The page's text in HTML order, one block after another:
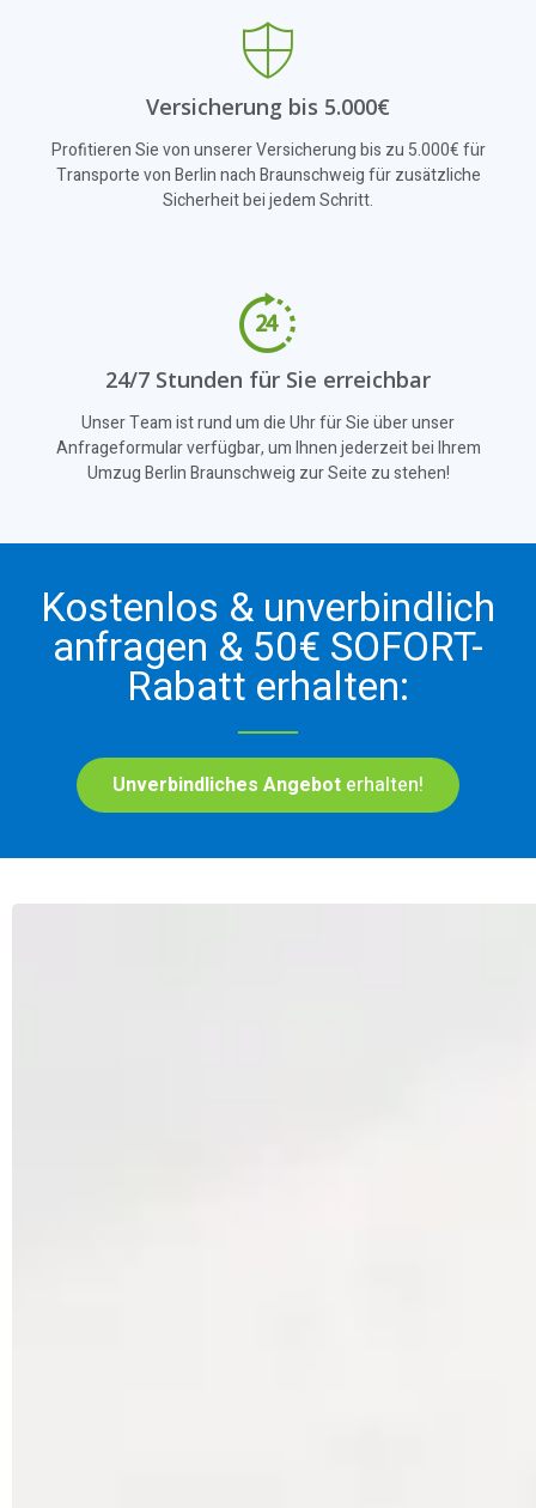
Versicherung bis 5.000€
Profitieren Sie von unserer Versicherung bis zu 5.000€ für
Transporte von Berlin nach Braunschweig für zusätzliche
Sicherheit bei jedem Schritt.
24/7 Stunden für Sie erreichbar
Unser Team ist rund um die Uhr für Sie über unser
Anfrageformular verfügbar, um Ihnen jederzeit bei Ihrem
Umzug Berlin Braunschweig zur Seite zu stehen!
Kostenlos & unverbindlich
anfragen & 50€ SOFORT-
Rabatt erhalten:
Unverbindliches Angebot erhalten!